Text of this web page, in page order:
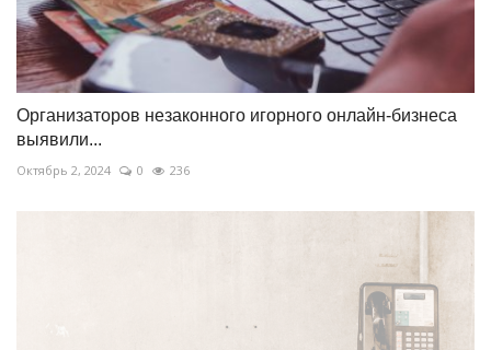
Организаторов незаконного игорного онлайн-бизнеса
выявили...
Октябрь 2, 2024 0 236